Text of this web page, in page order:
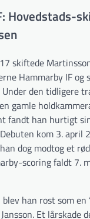
Hovedstads-
skiftede
Hammarby IF og
den tidligere
gamle
fandt han hurtigt
kom 3. april
dog modtog et
scoring faldt 7.
han rost som en
Et lårskade